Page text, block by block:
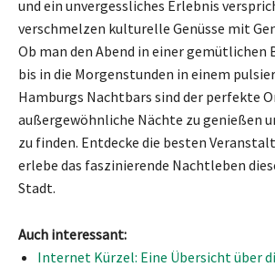
und ein unvergessliches Erlebnis
verschmelzen kulturelle Genüsse mit
Ob man den Abend in einer gemütlichen
bis in die Morgenstunden in einem
Hamburgs Nachtbars sind der perfekte
außergewöhnliche Nächte zu genießen
zu finden. Entdecke die besten
erlebe das faszinierende Nachtleben
Stadt.
Auch interessant:
Internet Kürzel: Eine Übersicht über